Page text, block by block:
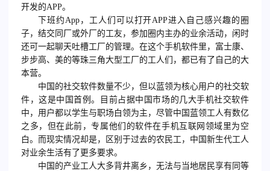
开发的APP。
下班约App，工人们可以打开APP进入自己感兴趣的圈
子，结交同厂或外厂的工友，参加圈内主办的业余活动，闲时
还可一起聊天吐槽工厂的管理。在这个手机软件里，富士康、
步步高、美的等珠三角大型工厂的工人们，都已有了自己的大
本营。
中国的社交软件数量不少，但以蓝领为核心用户的社交软
件，这是中国首例。目前占据中国市场的几大手机社交软件
中，用户都以学生与职场白领为主，尽管中国蓝领工人有数亿
之多，但在此前，专属他们的软件在手机互联网领域里为空
白。而现实情况却是，区别于过去的农民工，中国新生代工人
对业余生活有了更多要求。
中国的产业工人大多背井离乡，无法与当地居民享有同等